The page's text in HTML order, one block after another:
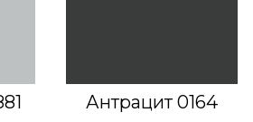
Антрацит 0164